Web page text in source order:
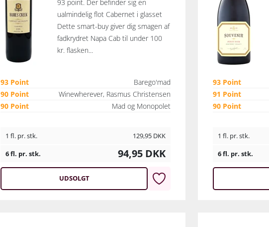
93 point. Der befinder sig en
ualmindelig flot Cabernet i glasset
Dette smart-buy giver dig smagen af
fadkrydret Napa Cab til under 100
kr. flasken...
93 Point
Barego'mad
90 Point
Winewherever, Rasmus Christensen
90 Point
Mad og Monopolet
1 fl. pr. stk. 129,95 DKK
6 fl. pr. stk.
94,95 DKK
UDSOLGT
93 Point
91 Point
90 Point
1 fl. pr. stk.
6 fl. pr. stk.